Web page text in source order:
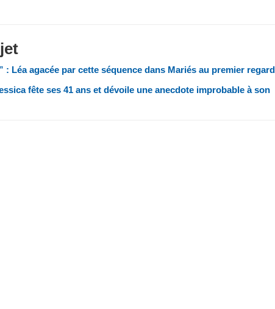
: Léa agacée par cette séquence dans Mariés au premier regard
fête ses 41 ans et dévoile une anecdote improbable à son